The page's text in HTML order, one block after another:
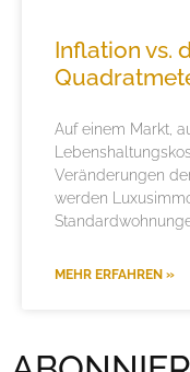
Inflation vs.
Auf einem Markt,
Veränderungen
werden
MEHR ERFAHREN »